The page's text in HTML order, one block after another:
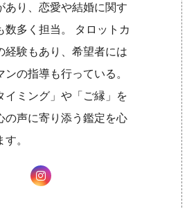
あり、恋愛や結婚に関す
数多く担当。 タロットカ
経験もあり、希望者には
ンの指導も行っている。
イミング」や「ご縁」を
の声に寄り添う鑑定を心
。